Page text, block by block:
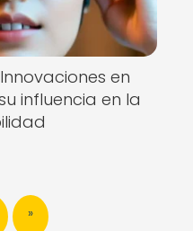
en
influencia en la
»